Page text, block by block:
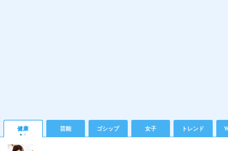
健康 芸能 ゴシップ 女子 トレンド